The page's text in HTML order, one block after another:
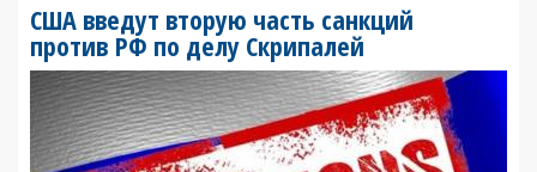
США введут вторую часть санкций
против РФ по делу Скрипалей